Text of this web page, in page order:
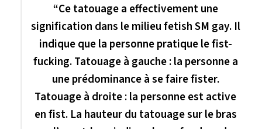
“Ce tatouage a effectivement une
signification dans le milieu fetish SM gay. Il
indique que la personne pratique le fist-
fucking. Tatouage à gauche : la personne a
une prédominance à se faire fister.
Tatouage à droite : la personne est active
en fist. La hauteur du tatouage sur le bras